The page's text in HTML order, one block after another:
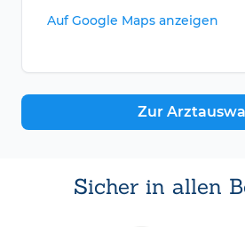
Auf Google Maps anzeigen
Zur
Sicher in allen